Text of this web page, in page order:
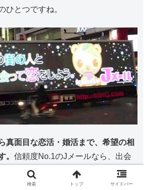
ひとつですね。
真面目な恋活・婚活まで、希望の相
。信頼度No.1のJメールなら、出会
てオススメできます。
検索 トップ サイドバー